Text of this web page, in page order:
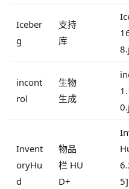
Iceber
g
支持
库
incont
rol
生物
生成
Invent
oryHu
d
物品
栏 HU
D+